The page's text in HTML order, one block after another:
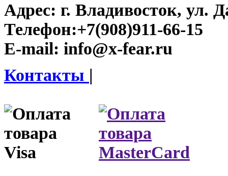
Адрес: г. Владивосток, ул.
Телефон:+7(908)911-66-15
E-mail: info@x-fear.ru
Контакты |